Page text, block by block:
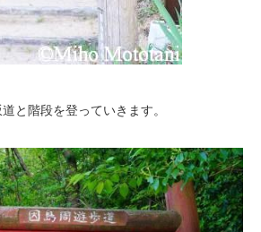
と階段を登っていきます。